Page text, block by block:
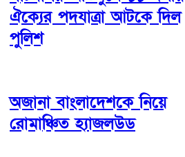
ঐক্যের পদযাত্রা আটকে দিল
পুলিশ
অজানা বাংলাদেশকে নিয়ে
রোমাঞ্চিত হ্যাজলউড